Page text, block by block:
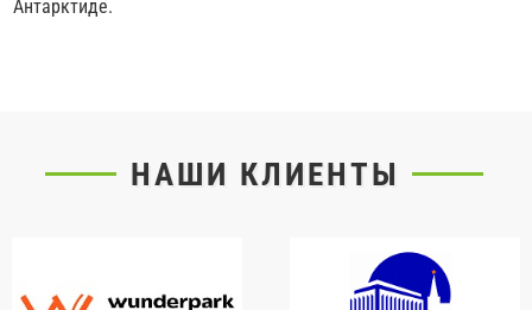
Антарктиде.
НАШИ КЛИЕНТЫ